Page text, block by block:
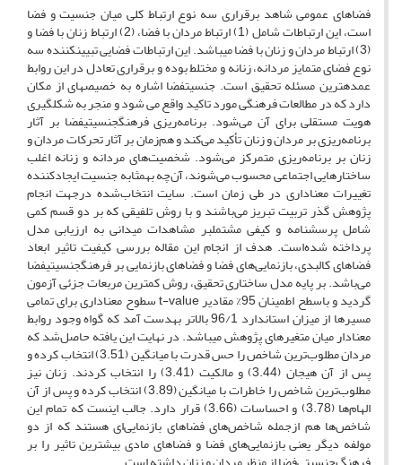
فضاهای عمومی شاهد برقراری سه نوع ارتباط کلی میان جنسیت و فضا
است، این ارتباطات شامل (1) ارتباط مردان با فضا، (2) ارتباط زنان با فضا و
(3) ارتباط مردان و زنان با فضا می‎باشد. این ارتباطات فضایی تبیین‎کننده سه
نوع فضای متمایز مردانه، زنانه و مختلط بوده و برقراری تعادل در این روابط
عمده‎ترین مسئله تحقیق است. جنسیت‎فضا اشاره به خصیصه‎ای از مکان
دارد که در مطالعات فرهنگی مورد تاکید واقع می شود و منجر به شکل‎گیری
هویت مستقلی برای آن می‌شود. برنامه‌ریزی فرهنگ‎جنسیتی‎فضا بر آثار
برنامه‌ریزی بر مردان و زنان تأکید می‌کند و هم‌زمان بر آثار تحرکات مردان و
زنان بر برنامه‌ریزی متمرکز می‌شود. شخصیت‌های مردانه و زنانه اغلب
ساختارهایی اجتماعی محسوب می‌شوند، آن‌چه به‎مثابه جنسیت ایجادکننده
تغییرات معناداری در طی زمان است. سایت انتخاب‌شده درجهت انجام
پژوهش گذر تربیت تبریز می‌باشند و با روش تلفیقی که بر دو قسم کمی
شامل پرسشنامه و کیفی مشتمل‎بر مشاهدات میدانی به ارزیابی مدل
پرداخته شده‌است. هدف از انجام این مقاله بررسی کیفیت تاثیر ابعاد
فضاهای کالبدی، بازنمایی‌های فضا و فضاهای بازنمایی بر فرهنگ‎جنسیتی‎فضا
می‌باشد. بر پایه مدل ساختاری تحقیق، روش کمترین مربعات جزئی آزمون
گردید و باسطح اطمینان 95% مقادیر t-value سطوح معناداری برای تمامی
مسیرها از میزان استاندارد 96/1 بالاتر به‎دست آمد که گواه وجود روابط
معنادار میان متغیرهای پژوهش می‎باشد. در نهایت این یافته حاصل‌شد که
مردان مطلوب‌ترین شاخص را حس قدرت با میانگین (3.51) انتخاب کرده و
پس از آن هیجان (3.44) و مالکیت (3.41) را انتخاب کردند. زنان نیز
مطلوب‌ترین شاخص را خاطرات با میانگین (3.89) انتخاب کرده و پس از آن
الهام‌ها (3.78) و احساسات (3.66) قرار دارد. جالب اینست که تمام این
شاخص‌ها هم ازجمله شاخص‌های فضاهای بازنمایی‌ای هستند که از دو
مولفه دیگر یعنی بازنمایی‌های فضا و فضاهای مادی بیشترین تاثیر را بر